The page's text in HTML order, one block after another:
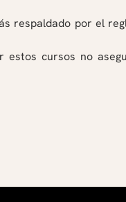
respaldado por el
estos cursos no